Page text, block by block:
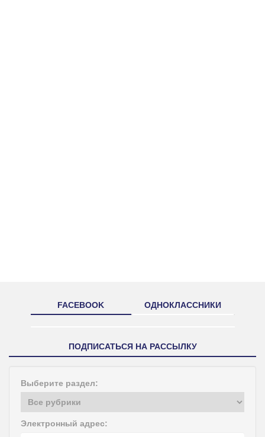
FACEBOOK ОДНОКЛАССНИКИ
ПОДПИСАТЬСЯ НА РАССЫЛКУ
Выберите раздел:
Электронный адрес: